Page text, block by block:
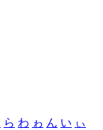
ら わ ゎ ん い ぃ